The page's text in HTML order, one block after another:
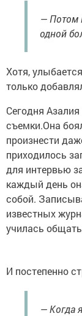
— Потом
одной
Хотя,
только
Сегодня
съемки.Она
произнести
приходилось
для интервью
каждый день
собой.
известных
училась
И постепенно
— Когда